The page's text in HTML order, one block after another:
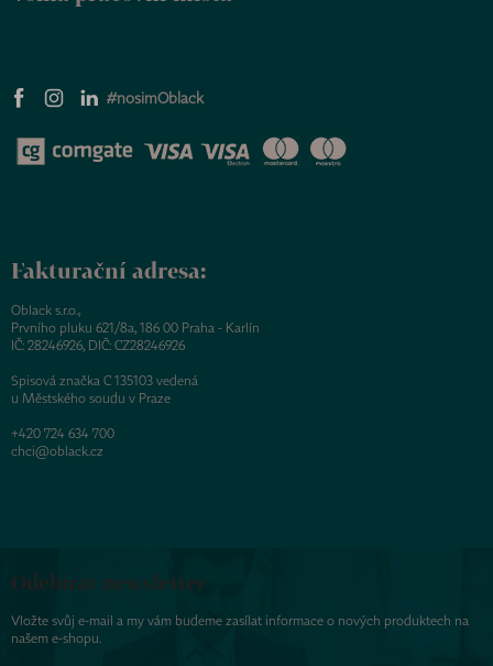
#nosimOblack
Fakturační adresa:
Oblack s.r.o.,
Prvního pluku 621/8a, 186 00 Praha - Karlín
IČ: 28246926, DIČ: CZ28246926
Spisová značka C 135103 vedená
u Městského soudu v Praze
+420 724 634 700
chci@oblack.cz
Odebírat newsletter
Vložte svůj e-mail a my vám budeme zasílat informace o nových produktech na
našem e-shopu.